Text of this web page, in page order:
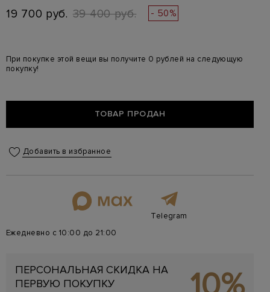
19 700 руб. 39 400 руб. - 50%
При покупке этой вещи вы получите 0 рублей на следующую
покупку!
ТОВАР ПРОДАН
Добавить в избранное
Telegram
Ежедневно с 10:00 до 21:00
ПЕРСОНАЛЬНАЯ СКИДКА НА
ПЕРВУЮ ПОКУПКУ